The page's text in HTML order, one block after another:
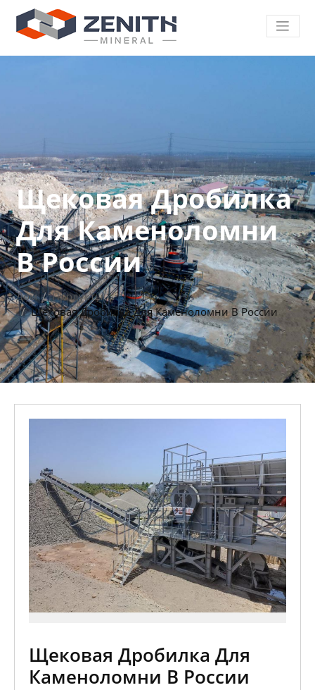
Щековая Дробилка
Для Каменоломни
В России
Дом
Продукты
Щековая Дробилка Для Каменоломни В России
Щековая Дробилка Для
Каменоломни В России